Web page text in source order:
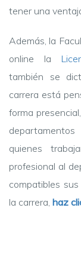
tener una
Además, la
online la
también se
carrera está
forma
quienes
profesional al
compatibles sus
la carrera, haz